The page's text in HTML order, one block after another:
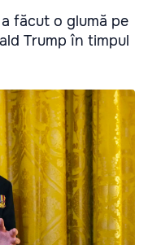
făcut o glumă pe
Trump în timpul